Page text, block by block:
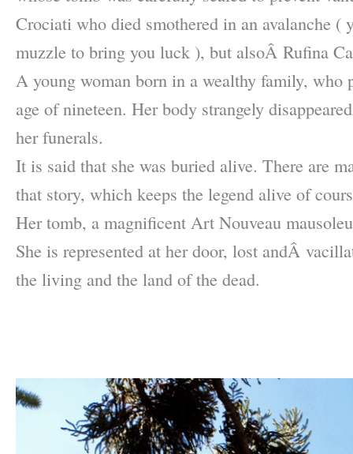
Crociati who died smothered in an avalanche (
muzzle to bring you luck ), but alsoÂ Rufina
A young woman born in a wealthy family, who
age of nineteen. Her body strangely
her funerals.
It is said that she was buried alive. There are
that story, which keeps the legend alive of
Her tomb, a magnificent Art Nouveau
She is represented at her door, lost andÂ
the living and the land of the dead.